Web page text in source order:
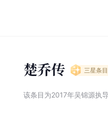
楚乔传 三星条目
该条目为2017年吴锦源执